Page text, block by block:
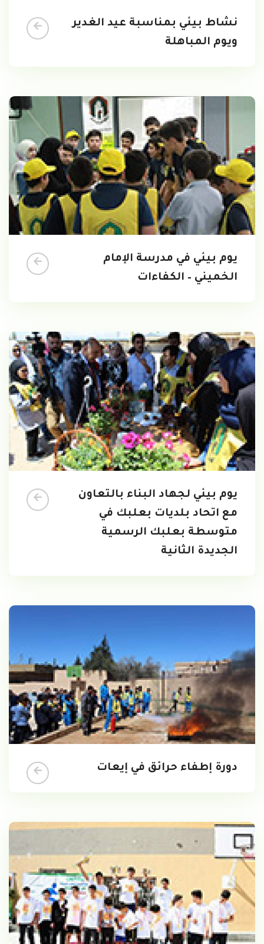
نشاط بيئي بمناسبة عيد الغدير
ويوم المباهلة
يوم بيئي في مدرسة الإمام
الخميني – الكفاءات
يوم بيئي لجهاد البناء بالتعاون
مع اتحاد بلديات بعلبك في
متوسطة بعلبك الرسمية
الجديدة الثانية
دورة إطفاء حرائق في إيعات